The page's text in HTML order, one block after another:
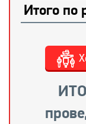
Итого по